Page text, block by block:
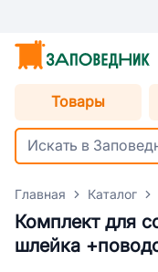
Товары
Главная Каталог
Комплект для
шлейка